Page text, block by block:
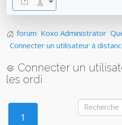
forum Koxo Administrator
Connecter un utilisateur à
Connecter un
les ordi
1